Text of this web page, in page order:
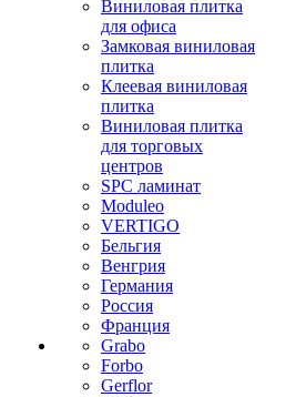
Виниловая плитка
для офиса
Замковая виниловая
плитка
Клеевая виниловая
плитка
Виниловая плитка
для торговых
центров
SPC ламинат
Moduleo
VERTIGO
Бельгия
Венгрия
Германия
Россия
Франция
Grabo
Forbo
Gerflor